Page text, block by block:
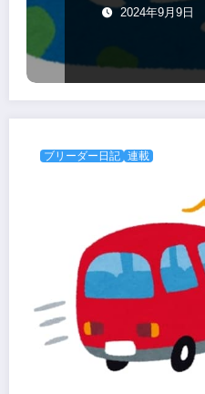
2024年9月9日
ブリーダー日記 連載